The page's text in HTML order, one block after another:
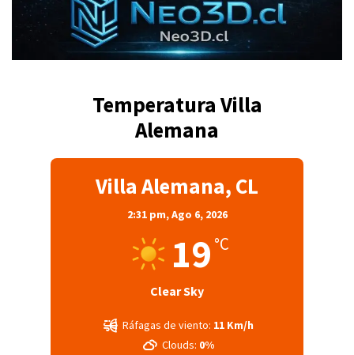
Temperatura Villa
Alemana
Villa Alemana, CL
2:31 pm,Ago 6, 2026
19 °C
Clear Sky
Ráfagas de viento: 11 Km/h
Clouds: 0%